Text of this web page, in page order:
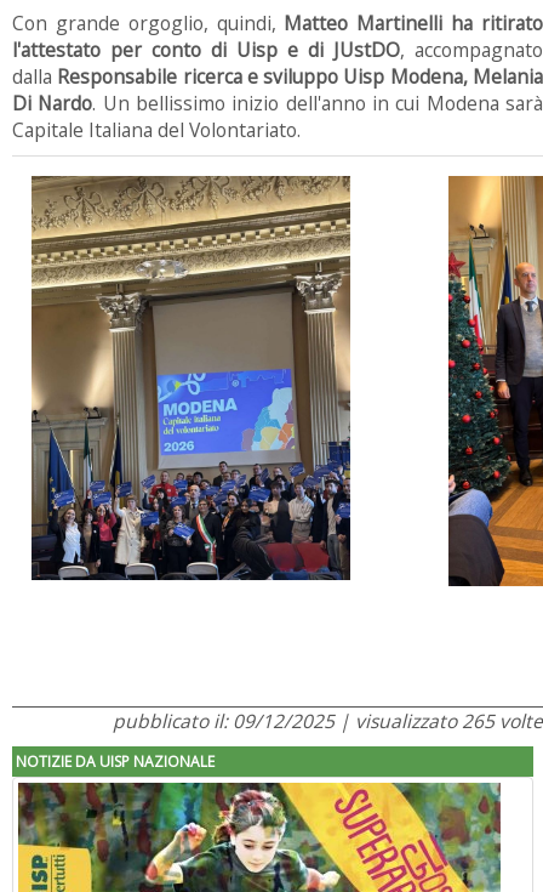
Con grande orgoglio, quindi, Matteo Martinelli ha ritirato
l'attestato per conto di Uisp e di JUstDO, accompagnato
dalla Responsabile ricerca e sviluppo Uisp Modena, Melania
Di Nardo. Un bellissimo inizio dell'anno in cui Modena sarà
Capitale Italiana del Volontariato.
pubblicato il: 09/12/2025 | visualizzato 265 volte
NOTIZIE DA UISP NAZIONALE